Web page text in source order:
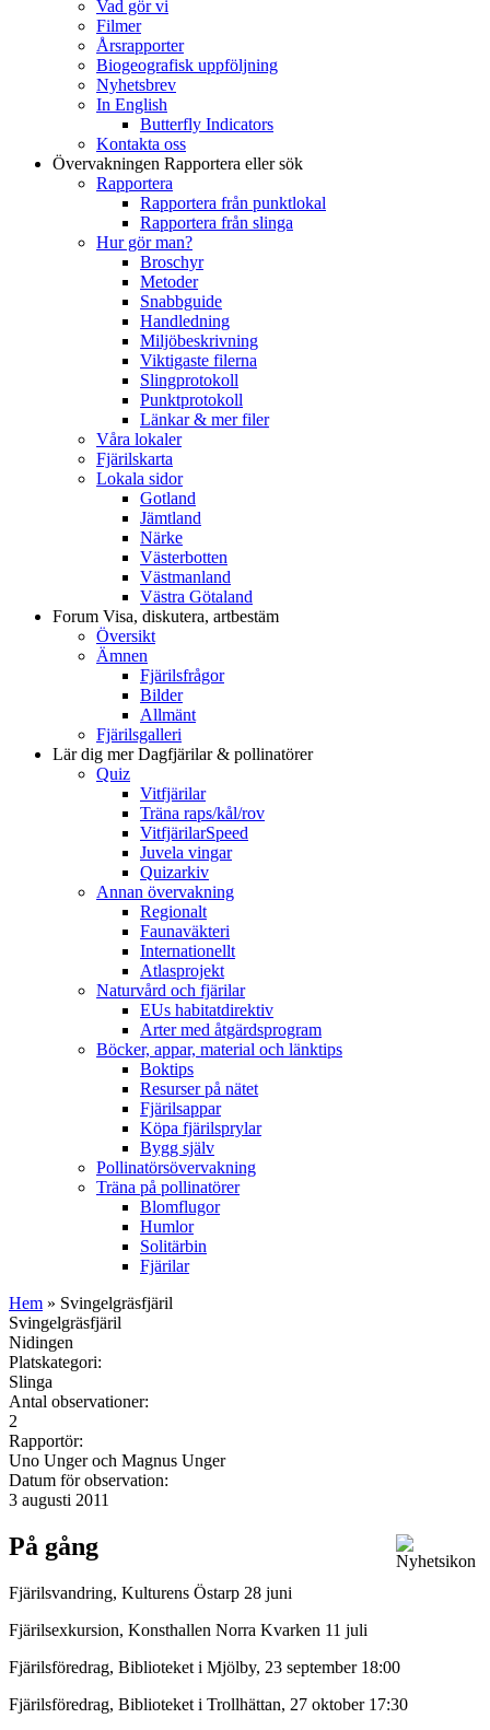
Vad gör vi
Filmer
Årsrapporter
Biogeografisk uppföljning
Nyhetsbrev
In English
Butterfly Indicators
Kontakta oss
Övervakningen Rapportera eller sök
Rapportera
Rapportera från punktlokal
Rapportera från slinga
Hur gör man?
Broschyr
Metoder
Snabbguide
Handledning
Miljöbeskrivning
Viktigaste filerna
Slingprotokoll
Punktprotokoll
Länkar & mer filer
Våra lokaler
Fjärilskarta
Lokala sidor
Gotland
Jämtland
Närke
Västerbotten
Västmanland
Västra Götaland
Forum Visa, diskutera, artbestäm
Översikt
Ämnen
Fjärilsfrågor
Bilder
Allmänt
Fjärilsgalleri
Lär dig merDagfjärilar & pollinatörer
Quiz
Vitfjärilar
Träna raps/kål/rov
VitfjärilarSpeed
Juvela vingar
Quizarkiv
Annan övervakning
Regionalt
Faunaväkteri
Internationellt
Atlasprojekt
Naturvård och fjärilar
EUs habitatdirektiv
Arter med åtgärdsprogram
Böcker, appar, material och länktips
Boktips
Resurser på nätet
Fjärilsappar
Köpa fjärilsprylar
Bygg själv
Pollinatörsövervakning
Träna på pollinatörer
Blomflugor
Humlor
Solitärbin
Fjärilar
Hem » Svingelgräsfjäril
Svingelgräsfjäril
Nidingen
Platskategori:
Slinga
Antal observationer:
2
Rapportör:
Uno Unger och Magnus Unger
Datum för observation:
3 augusti 2011
På gång
Fjärilsvandring, Kulturens Östarp 28 juni
Fjärilsexkursion, Konsthallen Norra Kvarken 11 juli
Fjärilsföredrag, Biblioteket i Mjölby, 23 september 18:00
Fjärilsföredrag, Biblioteket i Trollhättan, 27 oktober 17:30